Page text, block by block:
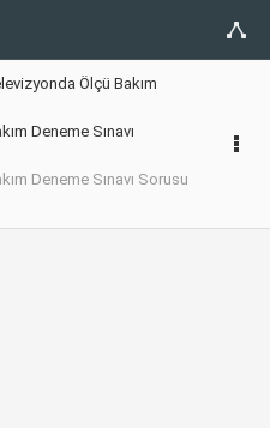
Ölçü Bakım
Deneme Sınavı
Deneme Sınavı Sorusu